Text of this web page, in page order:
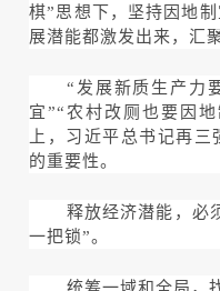
棋”思想下，坚持因地
展潜能都激发出来，汇
“发展新质生产力
宜”“农村改厕也要因
上，习近平总书记再
的重要性。
释放经济潜能，必
一把锁”。